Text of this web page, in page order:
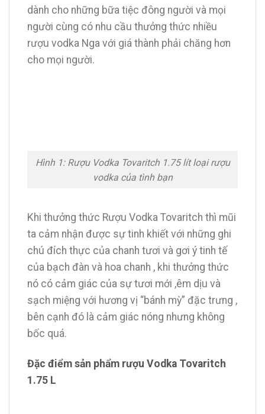
dành cho những bữa tiệc đông người và mọi
người cùng có nhu cầu thưởng thức nhiều
rượu vodka Nga với giá thành phải chăng hơn
cho mọi người.
Hình 1: Rượu Vodka Tovaritch 1.75 lít loại rượu
vodka của tình bạn
Khi thưởng thức Rượu Vodka Tovaritch thì mũi
ta cảm nhận được sự tinh khiết với những ghi
chú đích thực của chanh tươi và gơi ý tinh tế
của bạch đàn và hoa chanh , khi thưởng thức
nó có cảm giác của sự tươi mới ,êm dịu và
sạch miệng với hương vị “bánh mỳ” đặc trưng ,
bên cạnh đó là cảm giác nóng nhưng không
bốc quá.
Đặc điểm sản phẩm rượu Vodka Tovaritch
1.75 L